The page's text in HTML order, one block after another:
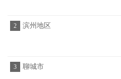
2 滨州地区
3 聊城市